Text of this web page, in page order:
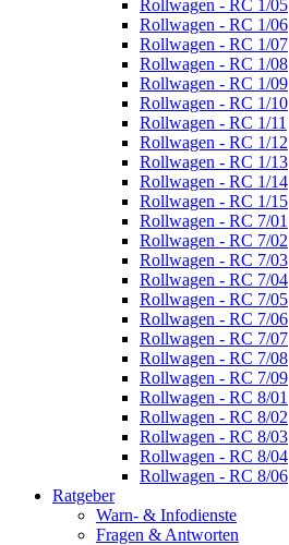
Rollwagen - RC 1/05
Rollwagen - RC 1/06
Rollwagen - RC 1/07
Rollwagen - RC 1/08
Rollwagen - RC 1/09
Rollwagen - RC 1/10
Rollwagen - RC 1/11
Rollwagen - RC 1/12
Rollwagen - RC 1/13
Rollwagen - RC 1/14
Rollwagen - RC 1/15
Rollwagen - RC 7/01
Rollwagen - RC 7/02
Rollwagen - RC 7/03
Rollwagen - RC 7/04
Rollwagen - RC 7/05
Rollwagen - RC 7/06
Rollwagen - RC 7/07
Rollwagen - RC 7/08
Rollwagen - RC 7/09
Rollwagen - RC 8/01
Rollwagen - RC 8/02
Rollwagen - RC 8/03
Rollwagen - RC 8/04
Rollwagen - RC 8/06
Ratgeber
Warn- & Infodienste
Fragen & Antworten